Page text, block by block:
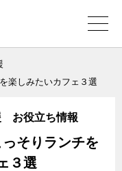
楽しみたいカフェ３選
お役立ち情報
そりランチを
３選